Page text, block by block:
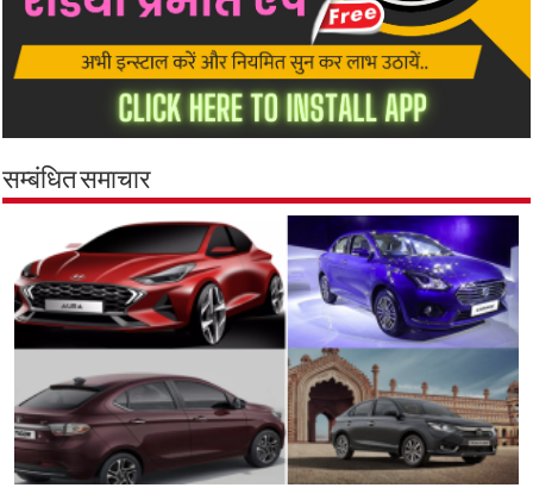
सम्बंधित समाचार